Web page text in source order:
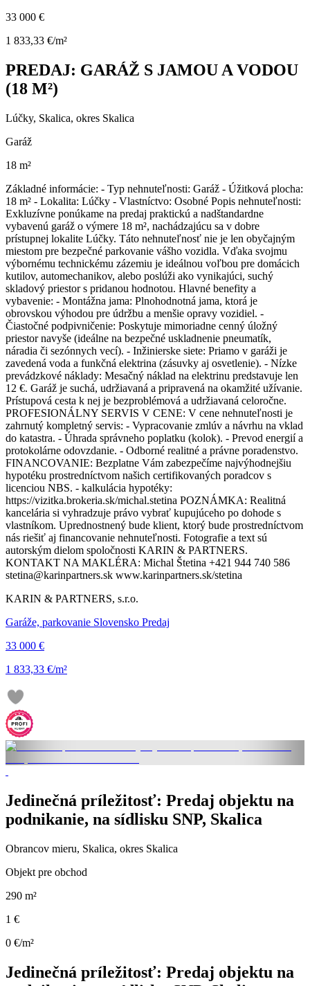
33 000 €
1 833,33 €/m²
PREDAJ: GARÁŽ S JAMOU A VODOU
(18 M²)
Lúčky, Skalica, okres Skalica
Garáž
18 m²
Základné informácie: - Typ nehnuteľnosti: Garáž - Úžitková plocha:
18 m² - Lokalita: Lúčky - Vlastníctvo: Osobné Popis nehnuteľnosti:
Exkluzívne ponúkame na predaj praktickú a nadštandardne
vybavenú garáž o výmere 18 m², nachádzajúcu sa v dobre
prístupnej lokalite Lúčky. Táto nehnuteľnosť nie je len obyčajným
miestom pre bezpečné parkovanie vášho vozidla. Vďaka svojmu
výbornému technickému zázemiu je ideálnou voľbou pre domácich
kutilov, automechanikov, alebo poslúži ako vynikajúci, suchý
skladový priestor s pridanou hodnotou. Hlavné benefity a
vybavenie: - Montážna jama: Plnohodnotná jama, ktorá je
obrovskou výhodou pre údržbu a menšie opravy vozidiel. -
Čiastočné podpivničenie: Poskytuje mimoriadne cenný úložný
priestor navyše (ideálne na bezpečné uskladnenie pneumatík,
náradia či sezónnych vecí). - Inžinierske siete: Priamo v garáži je
zavedená voda a funkčná elektrina (zásuvky aj osvetlenie). - Nízke
prevádzkové náklady: Mesačný náklad na elektrinu predstavuje len
12 €. Garáž je suchá, udržiavaná a pripravená na okamžité užívanie.
Prístupová cesta k nej je bezproblémová a udržiavaná celoročne.
PROFESIONÁLNY SERVIS V CENE: V cene nehnuteľnosti je
zahrnutý kompletný servis: - Vypracovanie zmlúv a návrhu na vklad
do katastra. - Úhrada správneho poplatku (kolok). - Prevod energií a
protokolárne odovzdanie. - Odborné realitné a právne poradenstvo.
FINANCOVANIE: Bezplatne Vám zabezpečíme najvýhodnejšiu
hypotéku prostredníctvom našich certifikovaných poradcov s
licenciou NBS. - kalkulácia hypotéky:
https://vizitka.brokeria.sk/michal.stetina POZNÁMKA: Realitná
kancelária si vyhradzuje právo vybrať kupujúceho po dohode s
vlastníkom. Uprednostnený bude klient, ktorý bude prostredníctvom
nás riešiť aj financovanie nehnuteľnosti. Fotografie a text sú
autorským dielom spoločnosti KARIN & PARTNERS.
KONTAKT NA MAKLÉRA: Michal Štetina +421 944 740 586
stetina@karinpartners.sk www.karinpartners.sk/stetina
KARIN & PARTNERS, s.r.o.
Garáže, parkovanie Slovensko Predaj
33 000 €
1 833,33 €/m²
Jedinečná príležitosť: Predaj objektu na
podnikanie, na sídlisku SNP, Skalica
Obrancov mieru, Skalica, okres Skalica
Objekt pre obchod
290 m²
1 €
0 €/m²
Jedinečná príležitosť: Predaj objektu na